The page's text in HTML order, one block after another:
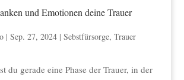
und Emotionen deine Trauer
| Sep. 27, 2024| Sebstfürsorge, Trauer
du gerade eine Phase der Trauer, in der